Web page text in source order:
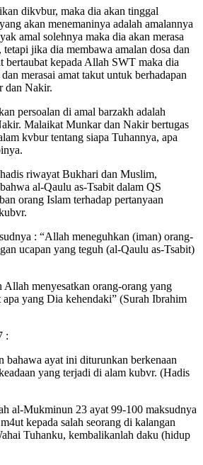
dikvbur, maka dia akan tinggal
akan menemaninya adalah amalannya
amal solehnya maka dia akan merasa
tetapi jika dia membawa amalan dosa dan
bertaubat kepada Allah SWT maka dia
merasai amat takut untuk berhadapan
dan Nakir.
persoalan di amal barzakh adalah
Malaikat Munkar dan Nakir bertugas
kvbur tentang siapa Tuhannya, apa
riwayat Bukhari dan Muslim,
al-Qaulu as-Tsabit dalam QS
orang Islam terhadap pertanyaan
: “Allah meneguhkan (iman) orang-
ucapan yang teguh (al-Qaulu as-Tsabit)
Allah menyesatkan orang-orang yang
yang Dia kehendaki” (Surah Ibrahim
:
bahawa ayat ini diturunkan berkenaan
yang terjadi di alam kubvr. (Hadis
al-Mukminun 23 ayat 99-100 maksudnya
kepada salah seorang di kalangan
Tuhanku, kembalikanlah daku (hidup